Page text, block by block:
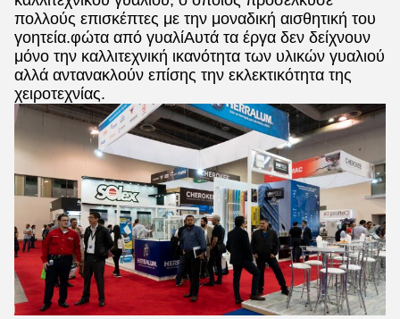
πολλούς επισκέπτες με την μοναδική αισθητική του
γοητεία.φώτα από γυαλίΑυτά τα έργα δεν δείχνουν
μόνο την καλλιτεχνική ικανότητα των υλικών γυαλιού
αλλά αντανακλούν επίσης την εκλεκτικότητα της
χειροτεχνίας.